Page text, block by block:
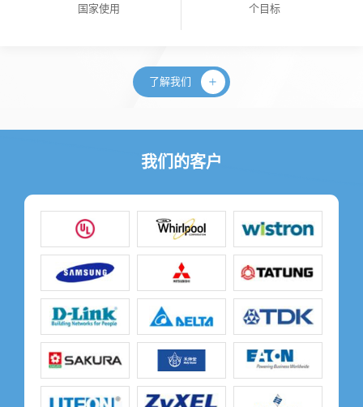
国家使用 个目标
了解我们
我们的客户